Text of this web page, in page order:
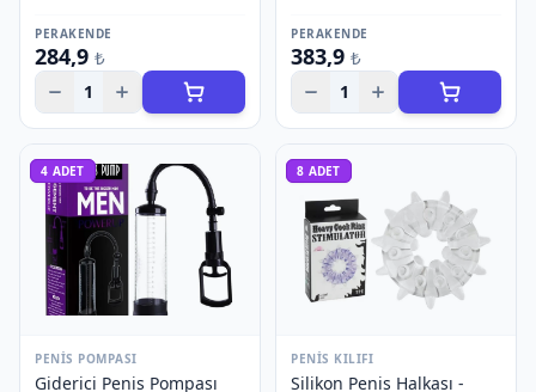
PERAKENDE
284,9 ₺
1
PERAKENDE
383,9 ₺
1
4 ADET
PENIS POMPASI
Giderici Penis Pompası
8 ADET
PENIS KILIFI
Silikon Penis Halkası -